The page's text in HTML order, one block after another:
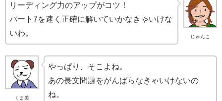
じゅんこ
リーディング力のアップがコツ！
パート7を速く正確に解いていかなきゃいけな
いわ。
くま美
やっぱり、そこよね。
あの長文問題をがんばらなきゃいけないの
ね。